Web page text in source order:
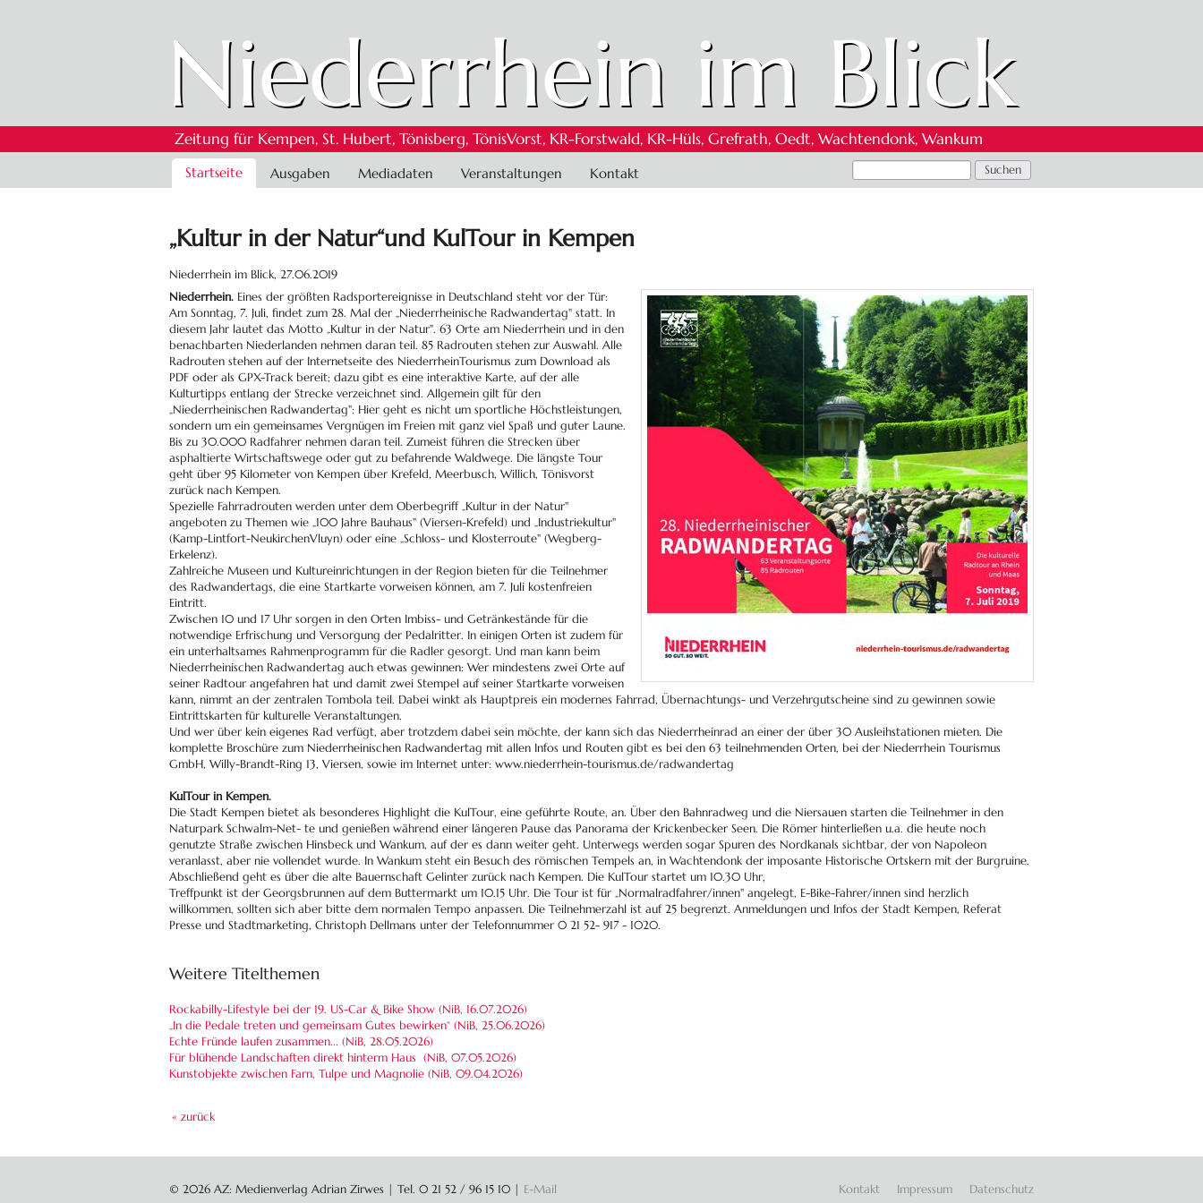
Niederrhein im Blick
Zeitung für Kempen, St. Hubert, Tönisberg, TönisVorst, KR-Forstwald, KR-Hüls, Grefrath, Oedt, Wachtendonk, Wankum
Navigation
überspringen
Startseite Ausgaben Mediadaten Veranstaltungen Kontakt
„Kultur in der Natur“und KulTour in Kempen
Niederrhein im Blick, 27.06.2019
Niederrhein. Eines der größten Radsportereignisse in Deutschland steht vor der Tür:
Am Sonntag, 7. Juli, findet zum 28. Mal der „Niederrheinische Radwandertag" statt. In
diesem Jahr lautet das Motto „Kultur in der Natur". 63 Orte am Niederrhein und in den
benachbarten Niederlanden nehmen daran teil. 85 Radrouten stehen zur Auswahl. Alle
Radrouten stehen auf der Internetseite des NiederrheinTourismus zum Download als
PDF oder als GPX-Track bereit; dazu gibt es eine interaktive Karte, auf der alle
Kulturtipps entlang der Strecke verzeichnet sind. Allgemein gilt für den
„Niederrheinischen Radwandertag": Hier geht es nicht um sportliche Höchstleistungen,
sondern um ein gemeinsames Vergnügen im Freien mit ganz viel Spaß und guter Laune.
Bis zu 30.000 Radfahrer nehmen daran teil. Zumeist führen die Strecken über
asphaltierte Wirtschaftswege oder gut zu befahrende Waldwege. Die längste Tour
geht über 95 Kilometer von Kempen über Krefeld, Meerbusch, Willich, Tönisvorst
zurück nach Kempen.
Spezielle Fahrradrouten werden unter dem Oberbegriff „Kultur in der Natur"
angeboten zu Themen wie „100 Jahre Bauhaus" (Viersen-Krefeld) und „Industriekultur"
(Kamp-Lintfort-NeukirchenVluyn) oder eine „Schloss- und Klosterroute" (Wegberg-
Erkelenz).
Zahlreiche Museen und Kultureinrichtungen in der Region bieten für die Teilnehmer
des Radwandertags, die eine Startkarte vorweisen können, am 7. Juli kostenfreien
Eintritt.
Zwischen 10 und 17 Uhr sorgen in den Orten Imbiss- und Getränkestände für die
notwendige Erfrischung und Versorgung der Pedalritter. In einigen Orten ist zudem für
ein unterhaltsames Rahmenprogramm für die Radler gesorgt. Und man kann beim
Niederrheinischen Radwandertag auch etwas gewinnen: Wer mindestens zwei Orte auf
seiner Radtour angefahren hat und damit zwei Stempel auf seiner Startkarte vorweisen
kann, nimmt an der zentralen Tombola teil. Dabei winkt als Hauptpreis ein modernes Fahrrad, Übernachtungs- und Verzehrgutscheine sind zu gewinnen sowie
Eintrittskarten für kulturelle Veranstaltungen.
Und wer über kein eigenes Rad verfügt, aber trotzdem dabei sein möchte, der kann sich das Niederrheinrad an einer der über 30 Ausleihstationen mieten. Die
komplette Broschüre zum Niederrheinischen Radwandertag mit allen Infos und Routen gibt es bei den 63 teilnehmenden Orten, bei der Niederrhein Tourismus
GmbH, Willy-Brandt-Ring 13, Viersen, sowie im Internet unter: www.niederrhein-tourismus.de/radwandertag
KulTour in Kempen.
Die Stadt Kempen bietet als besonderes Highlight die KulTour, eine geführte Route, an. Über den Bahnradweg und die Niersauen starten die Teilnehmer in den
Naturpark Schwalm-Net- te und genießen während einer längeren Pause das Panorama der Krickenbecker Seen. Die Römer hinterließen u.a. die heute noch
genutzte Straße zwischen Hinsbeck und Wankum, auf der es dann weiter geht. Unterwegs werden sogar Spuren des Nordkanals sichtbar, der von Napoleon
veranlasst, aber nie vollendet wurde. In Wankum steht ein Besuch des römischen Tempels an, in Wachtendonk der imposante Historische Ortskern mit der Burgruine.
Abschließend geht es über die alte Bauernschaft Gelinter zurück nach Kempen. Die KulTour startet um 10.30 Uhr,
Treffpunkt ist der Georgsbrunnen auf dem Buttermarkt um 10.15 Uhr. Die Tour ist für „Normalradfahrer/innen" angelegt, E-Bike-Fahrer/innen sind herzlich
willkommen, sollten sich aber bitte dem normalen Tempo anpassen. Die Teilnehmerzahl ist auf 25 begrenzt. Anmeldungen und Infos der Stadt Kempen, Referat
Presse und Stadtmarketing, Christoph Dellmans unter der Telefonnummer 0 21 52- 917 - 1020.
Weitere Titelthemen
Rockabilly-Lifestyle bei der 19. US-Car & Bike Show (NiB, 16.07.2026)
„In die Pedale treten und gemeinsam Gutes bewirken“ (NiB, 25.06.2026)
Echte Fründe laufen zusammen... (NiB, 28.05.2026)
Für blühende Landschaften direkt hinterm Haus (NiB, 07.05.2026)
Kunstobjekte zwischen Farn, Tulpe und Magnolie (NiB, 09.04.2026)
« zurück
© 2026 AZ: Medienverlag Adrian Zirwes | Tel. 0 21 52 / 96 15 10 | E-Mail
Navigation
Kontakt Impressum Datenschutz